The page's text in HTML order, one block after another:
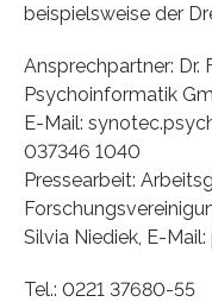
beispielsweise der
Ansprechpartner: Dr.
Psychoinformatik
E-Mail:
037346 1040
Pressearbeit:
Silvia Niediek, E-Mail:
Tel.: 0221 37680-55